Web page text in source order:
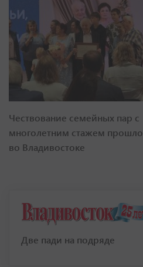
Чествование семейных пар с
многолетним стажем прошло
во Владивостоке
Две пади на подряде